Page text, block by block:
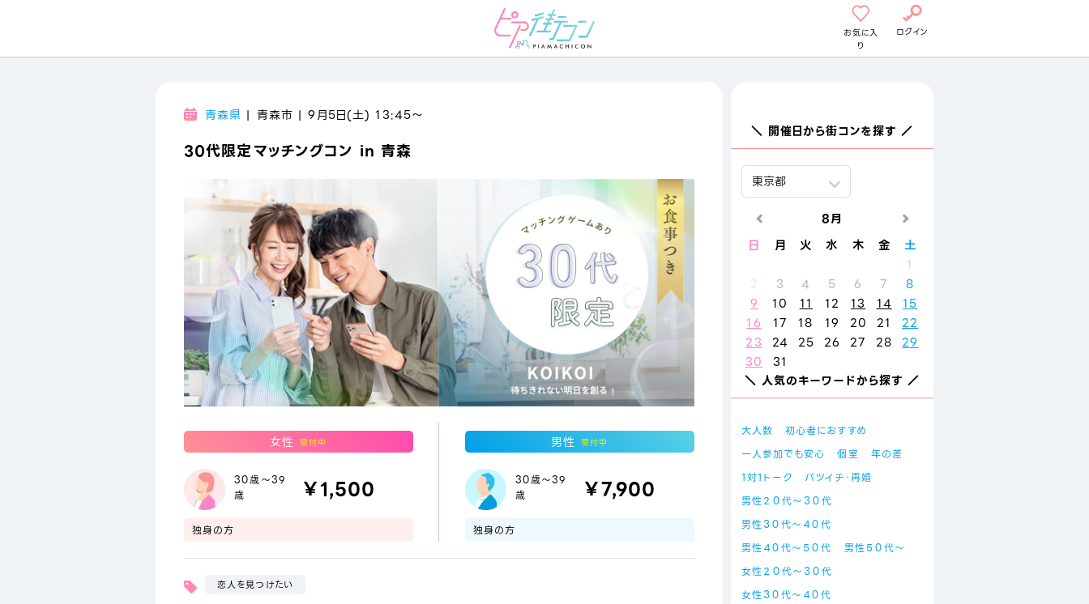
お気に入
り
ログイン
青森県 | 青森市 | 9月5日(土) 13:45〜
30代限定マッチングコン in 青森
女性 受付中
30歳～39
歳
￥1,500
独身の方
男性 受付中
30歳～39
歳
￥7,900
独身の方
恋人を見つけたい
＼ 開催日から街コンを探す ／
8月
日
月 火 水 木 金
土
1
2
3 4 5 6 7
8
9
10 11 12 13 14
15
16
17 18 19 20 21
22
23
24 25 26 27 28
29
30
31
＼ 人気のキーワードから探す ／
大人数
初心者におすすめ
一人参加でも安心
個室
年の差
1対1トーク
バツイチ・再婚
男性２０代～３０代
男性３０代～４０代
男性４０代～５０代
男性５０代～
女性２０代～３０代
女性３０代～４０代